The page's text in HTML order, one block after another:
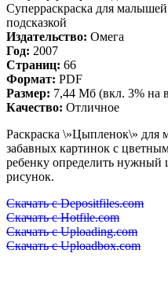
Суперраскраска для
подсказкой
Издательство: Омега
Год: 2007
Страниц: 66
Формат: PDF
Размер: 7,44 Мб (вкл. 3% на
Качество: Отличное
Раскраска \»Цыпленок\»
забавных картинок с
ребенку определить нужный
рисунок.
Скачать с Depositfiles.com
Скачать с Hotfile.com
Скачать с Uploading.com
Скачать с Uploadbox.com